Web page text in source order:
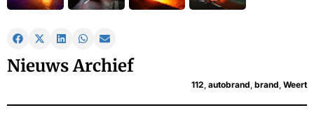
Nieuws Archief
112, autobrand, brand, Weert